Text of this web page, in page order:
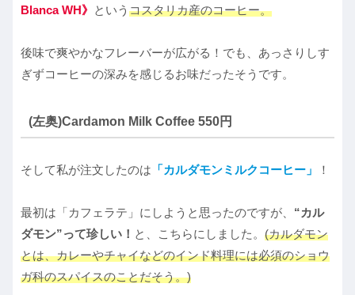
Blanca WH》 という コスタリカ産のコーヒー。
後味で爽やかなフレーバーが広がる！でも、あっさりしす
ぎずコーヒーの深みを感じるお味だったそうです。
(左奥)Cardamon Milk Coffee 550円
そして私が注文したのは 「カルダモンミルクコーヒー」 ！
最初は「カフェラテ」にしようと思ったのですが、 “カル
ダモン”って珍しい！ と、こちらにしました。 (カルダモン
とは、カレーやチャイなどのインド料理には必須のショウ
ガ科のスパイスのことだそう。)